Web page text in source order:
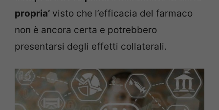
propria’ visto che l’efficacia del farmaco
non è ancora certa e potrebbero
presentarsi degli effetti collaterali.